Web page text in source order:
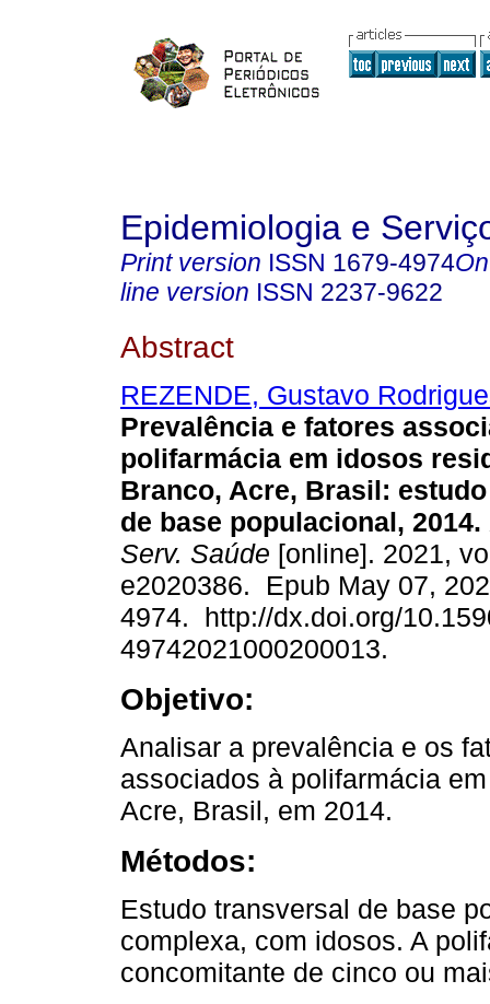
Epidemiologia e
Print version ISSN 1679-4974
line version ISSN 2237-9622
Abstract
REZENDE, Gustavo
Prevalência e fatores
polifarmácia em idosos
Branco, Acre, Brasil:
de base populacional, 2014.
Serv. Saúde [online]. 2021,
e2020386. Epub May 07,
4974. http://dx.doi.org/
49742021000200013.
Objetivo:
Analisar a prevalência e os
associados à polifarmácia
Acre, Brasil, em 2014.
Métodos:
Estudo transversal de base
complexa, com idosos. A
concomitante de cinco ou